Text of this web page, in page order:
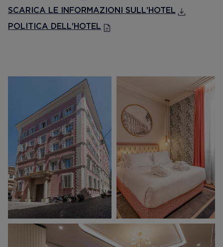
SCARICA LE INFORMAZIONI SULL'HOTEL
POLITICA DELL'HOTEL